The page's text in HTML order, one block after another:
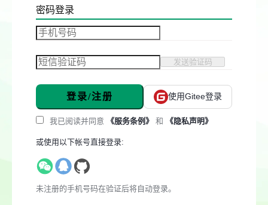
密码登录
发送验证码
登录/注册 使用Gitee登录
我已阅读并同意 《服务条例》 和 《隐私声明》
或使用以下帐号直接登录:
未注册的手机号码在验证后将自动登录。